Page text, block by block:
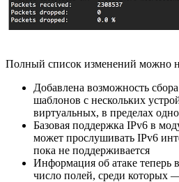
Полный список изменений можно
Добавлена возможность
шаблонов с нескольких
виртуальных, в пределах
Базовая поддержка IPv6 в
может прослушивать IPv6
пока не поддерживается
Информация об атаке теперь
число полей, среди которых